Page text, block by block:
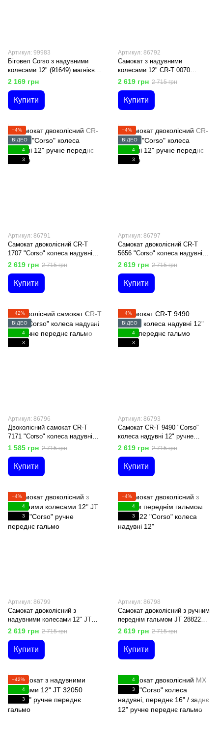
Артикул: 99983
Біговел Corso з надувними
колесами 12" (91649) магнієва
рама, магнієві диски, підніжка
2 169 грн
Купити
Артикул: 86792
Самокат з надувними
колесами 12" CR-T 0070
"Corso" ручне переднє гальмо
2 619 грн 2 715 грн
Купити
−4%
ВІДЕО
4
3
Артикул: 86791
Самокат двоколісний CR-T
1707 "Corso" колеса надувні
12" ручне переднє гальмо
2 619 грн 2 715 грн
Купити
−4%
ВІДЕО
4
3
Артикул: 86797
Самокат двоколісний CR-T
5656 "Corso" колеса надувні
12" ручне переднє гальмо
2 619 грн 2 715 грн
Купити
−42%
ВІДЕО
4
3
Артикул: 86796
Двоколісний самокат CR-T
7171 "Corso" колеса надувні
12" ручне переднє гальмо
1 585 грн 2 715 грн
Купити
−4%
ВІДЕО
4
3
Артикул: 86793
Самокат CR-T 9490 "Corso"
колеса надувні 12" ручне
переднє гальмо
2 619 грн 2 715 грн
Купити
−4%
4
3
Артикул: 86799
Самокат двоколісний з
надувними колесами 12" JT
01019 "Corso" ручне переднє
2 619 грн 2 715 грн
Купити
−4%
4
3
Артикул: 86798
Самокат двоколісний з ручним
переднім гальмом JT 28822
"Corso" колеса надувні 12"
2 619 грн 2 715 грн
Купити
−42%
4
3
4
3